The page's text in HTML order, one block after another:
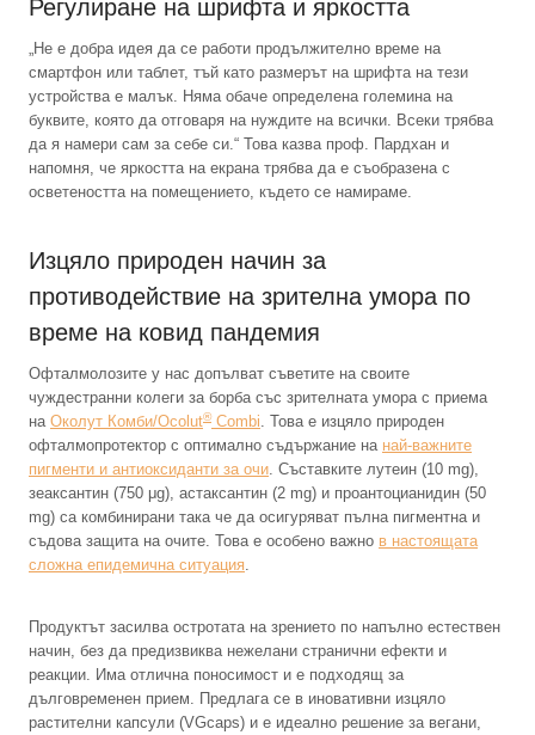
Регулиране на шрифта и яркостта
„Не е добра идея да се работи продължително време на
смартфон или таблет, тъй като размерът на шрифта на тези
устройства е малък. Няма обаче определена големина на
буквите, която да отговаря на нуждите на всички. Всеки трябва
да я намери сам за себе си.“ Това казва проф. Пардхан и
напомня, че яркостта на екрана трябва да е съобразена с
осветеността на помещението, където се намираме.
Изцяло природен начин за
противодействие на зрителна умора по
време на ковид пандемия
Офталмолозите у нас допълват съветите на своите
чуждестранни колеги за борба със зрителната умора с приема
на Околут Комби/Ocolut®Combi . Това е изцяло природен
офталмопротектор с оптимално съдържание на най-важните
пигменти и антиоксиданти за очи . Съставките лутеин (10 mg),
зеаксантин (750 μg), астаксантин (2 mg) и проантоцианидин (50
mg) са комбинирани така че да осигуряват пълна пигментна и
съдова защита на очите. Това е особено важно в настоящата
сложна епидемична ситуация
Продуктът засилва остротата на зрението по напълно естествен
начин, без да предизвиква нежелани странични ефекти и
реакции. Има отлична поносимост и е подходящ за
дълговременен прием. Предлага се в иновативни изцяло
растителни капсули (VGcaps) и е идеално решение за вегани,